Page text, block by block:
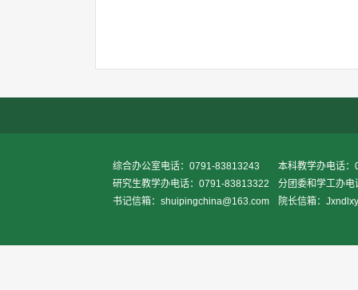
综合办公室电话：0791-83813243
本科教学办电话
研究生教学办电话：0791-83813322
分团委和学工办
书记信箱：shuipingchina@163.com
院长信箱：